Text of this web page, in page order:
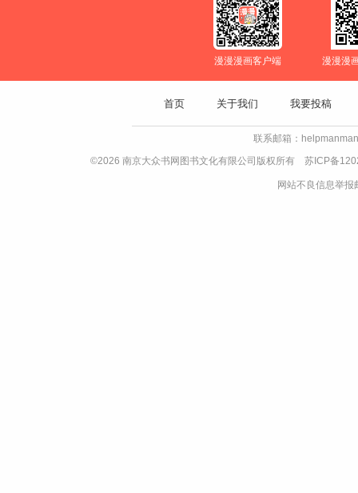
漫漫漫画客户端 漫漫漫
首页 关于我们 我要投稿
联系邮箱：
©2026 南京大众书网图书文化有限公司版权所有 苏ICP备
网站不良信息举